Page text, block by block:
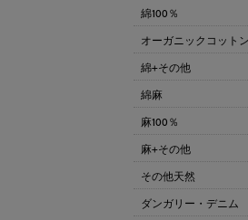
綿100％
オーガニックコットン
綿+その他
綿麻
麻100％
麻+その他
その他天然
ダンガリー・デニム